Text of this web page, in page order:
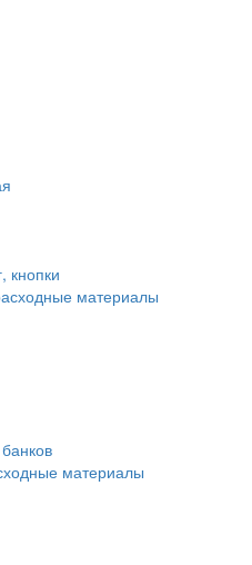
кнопки
материалы
материалы